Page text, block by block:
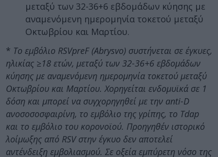
μεταξύ των 32-36+6 εβδομάδων κύησης με
αναμενόμενη ημερομηνία τοκετού μεταξύ
Οκτωβρίου και Μαρτίου.
* Το εμβόλιο RSVpreF (Abrysvo) συστήνεται σε έγκυες,
ηλικίας ≥18 ετών, μεταξύ των 32-36+6 εβδομάδων
κύησης με αναμενόμενη ημερομηνία τοκετού μεταξύ
Οκτωβρίου και Μαρτίου. Χορηγείται ενδομυϊκά σε 1
δόση και μπορεί να συγχορηγηθεί με την anti-D
ανοσοσοσφαιρίνη, το εμβόλιο της γρίπης, το Tdap
και το εμβόλιο του κορονoϊού. Προηγηθέν ιστορικό
λοίμωξης από RSV στην έγκυο δεν αποτελεί
αντένδειξη εμβολιασμού. Σε οξεία εμπύρετη νόσο της